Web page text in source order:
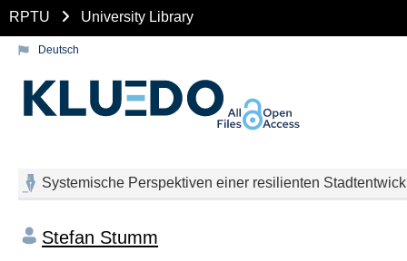
RPTU University Library
Deutsch
Systemische Perspektiven einer resilienten
Stefan Stumm